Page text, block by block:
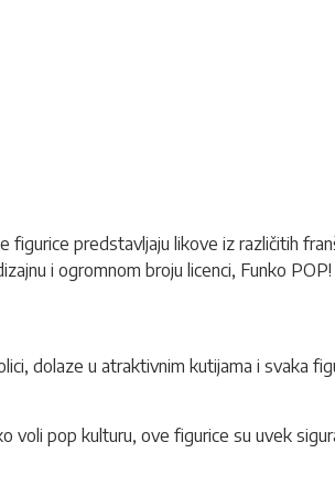
figurice predstavljaju likove iz različitih
i ogromnom broju licenci, Funko POP!
dolaze u atraktivnim kutijama i svaka
voli pop kulturu, ove figurice su uvek